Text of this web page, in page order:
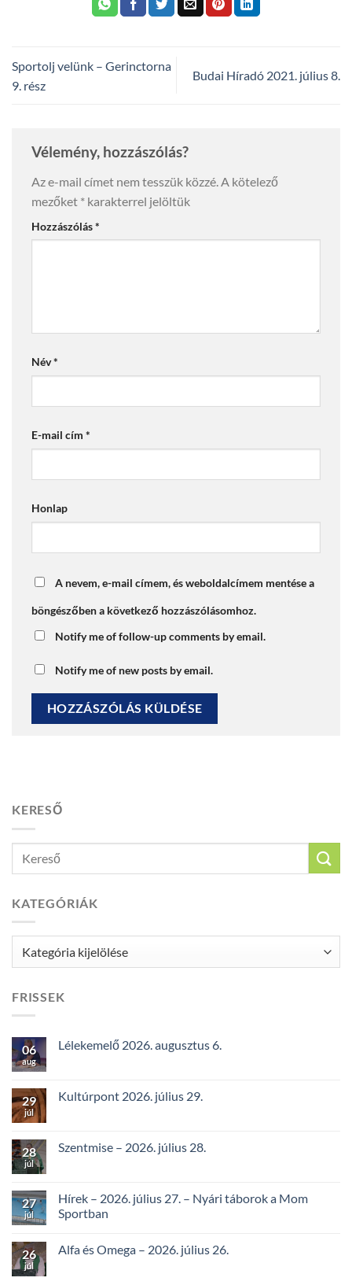
Sportolj velünk – Gerinctorna
9. rész
Budai Híradó 2021. július 8.
Vélemény, hozzászólás?
Az e-mail címet nem tesszük közzé. A kötelező
mezőket * karakterrel jelöltük
Hozzászólás*
Név*
E-mail cím *
Honlap
A nevem, e-mail címem, és weboldalcímem mentése a
böngészőben a következő hozzászólásomhoz.
Notify me of follow-up comments by email.
Notify me of new posts by email.
KERESŐ
KATEGÓRIÁK
FRISSEK
06
aug
Lélekemelő 2026. augusztus 6.
29
júl
Kultúrpont 2026. július 29.
28
júl
Szentmise – 2026. július 28.
27
júl
Hírek – 2026. július 27. – Nyári táborok a Mom
Sportban
26
júl
Alfa és Omega – 2026. július 26.